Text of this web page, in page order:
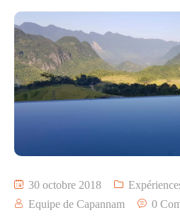
30 octobre 2018
Equipe de Capannam
0